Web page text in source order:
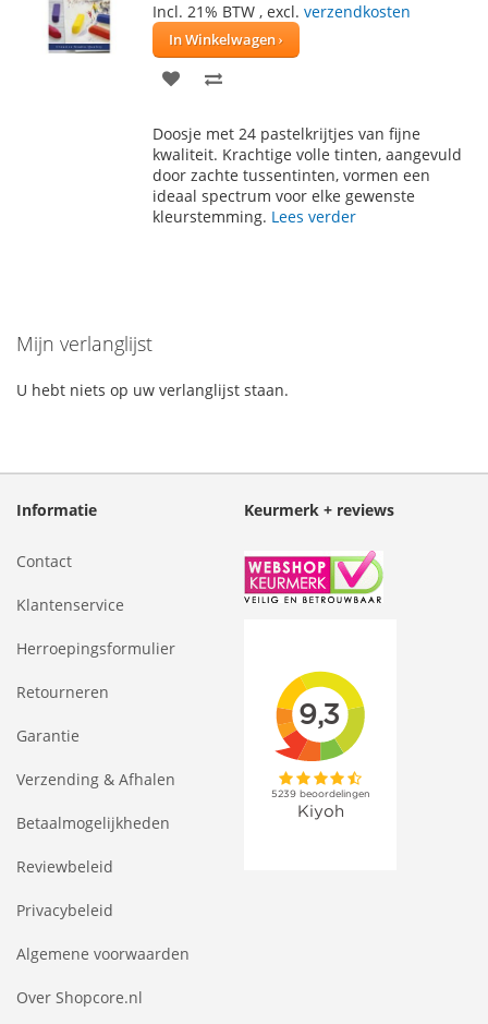
Incl. 21% BTW , excl. verzendkosten
In Winkelwagen
VOEG
AAN
VERLANGLIJST
TE
VERGELIJKEN
Doosje met 24 pastelkrijtjes van fijne
kwaliteit. Krachtige volle tinten, aangevuld
door zachte tussentinten, vormen een
ideaal spectrum voor elke gewenste
kleurstemming. Lees verder
Mijn verlanglijst
U hebt niets op uw verlanglijst staan.
Informatie
Contact
Klantenservice
Herroepingsformulier
Retourneren
Garantie
Verzending & Afhalen
Betaalmogelijkheden
Reviewbeleid
Privacybeleid
Algemene voorwaarden
Over Shopcore.nl
Keurmerk + reviews